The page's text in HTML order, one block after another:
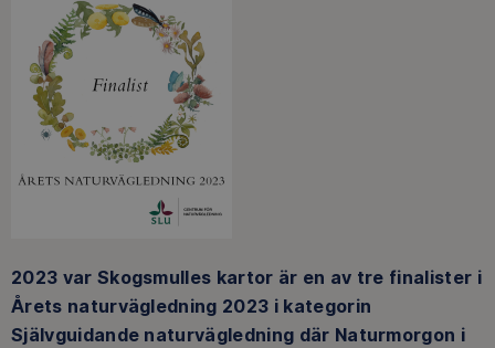
2023 var Skogsmulles kartor är en av tre finalister i
Årets naturvägledning 2023 i kategorin
Självguidande naturvägledning där Naturmorgon i